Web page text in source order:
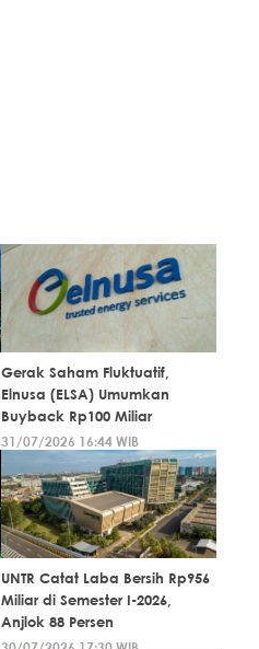
Gerak Saham Fluktuatif,
Elnusa (ELSA) Umumkan
Buyback Rp100 Miliar
31/07/2026 16:44 WIB
UNTR Catat Laba Bersih Rp956
Miliar di Semester I-2026,
Anjlok 88 Persen